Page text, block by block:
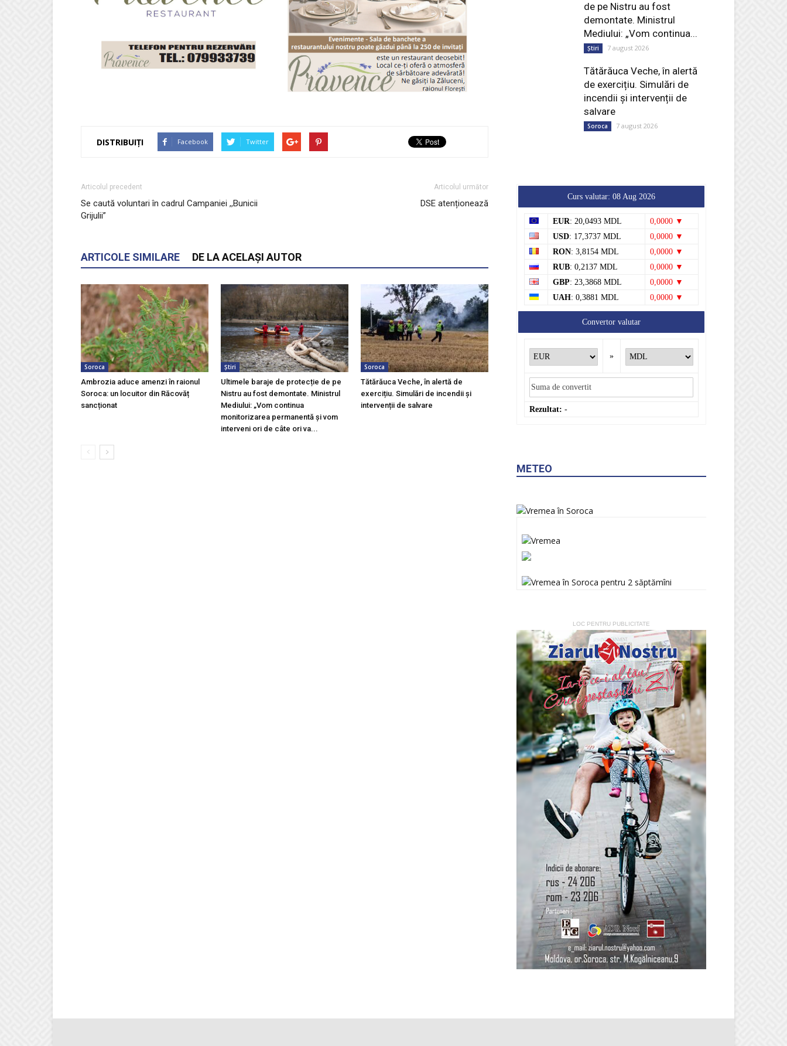
DISTRIBUIȚI Facebook Twitter
Articolul precedent
Se caută voluntari în cadrul Campaniei ,,Bunicii
Grijulii”
Articolul următor
DSE atenționează
ARTICOLE SIMILARE DE LA ACELAȘI AUTOR
Soroca
Ambrozia aduce amenzi în raionul
Soroca: un locuitor din Răcovăț
sancționat
Știri
Ultimele baraje de protecție de pe
Nistru au fost demontate. Ministrul
Mediului: „Vom continua
monitorizarea permanentă și vom
interveni ori de câte ori va...
Soroca
Tătărăuca Veche, în alertă de
exercițiu. Simulări de incendii și
intervenții de salvare
de pe Nistru au fost
demontate. Ministrul
Mediului: „Vom continua...
Știri 7 august 2026
Tătărăuca Veche, în alertă
de exercițiu. Simulări de
incendii și intervenții de
salvare
Soroca 7 august 2026
Curs valutar: 08 Aug 2026
EUR: 20,0493 MDL
0,0000 ▼
USD: 17,3737 MDL
0,0000 ▼
RON: 3,8154 MDL
0,0000 ▼
RUB: 0,2137 MDL
0,0000 ▼
GBP: 23,3868 MDL
0,0000 ▼
UAH: 0,3881 MDL 0,0000 ▼
Convertor valutar
»
Rezultat: -
METEO
LOC PENTRU PUBLICITATE